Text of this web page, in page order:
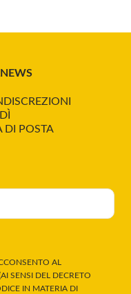
DI POSTA
AL
SENSI DEL DECRETO
IN MATERIA DI